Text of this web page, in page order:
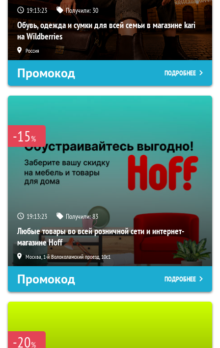
19:13:22 Получили: 30
Обувь, одежда и сумки для всей семьи в магазине kari
на Wildberries
Россия
Промокод ПОДРОБНЕЕ
-15%
19:13:22 Получили:83
Любые товары во всей розничной сети и интернет-
магазине Hoff
Москва, 1-й Волоколамский проезд, 10с1
Промокод ПОДРОБНЕЕ
-20%